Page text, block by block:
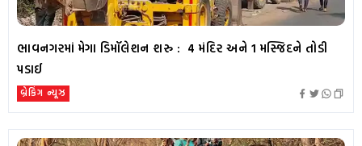
ભાવનગરમાં મેગા ડિમૉલેશન શરુ : 4 મંદિર અને 1 મસ્જિદને તોડી
પડાઈ
બ્રેકિંગ ન્યૂઝ